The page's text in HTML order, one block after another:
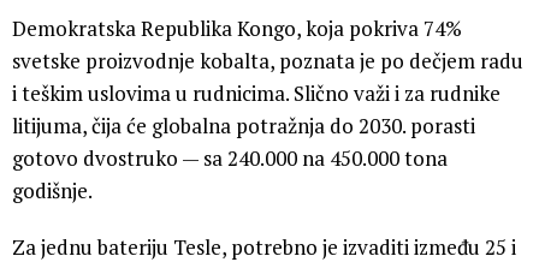
Demokratska Republika Kongo, koja pokriva 74%
svetske proizvodnje kobalta, poznata je po dečjem radu
i teškim uslovima u rudnicima. Slično važi i za rudnike
litijuma, čija će globalna potražnja do 2030. porasti
gotovo dvostruko — sa 240.000 na 450.000 tona
godišnje.
Za jednu bateriju Tesle, potrebno je izvaditi između 25 i